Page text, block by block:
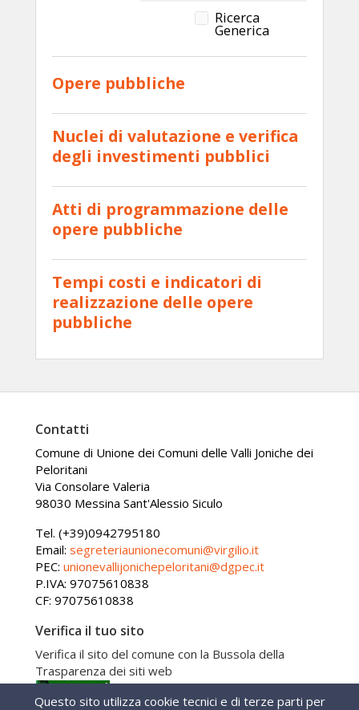
Ricerca
Generica
Opere pubbliche
Nuclei di valutazione e verifica
degli investimenti pubblici
Atti di programmazione delle
opere pubbliche
Tempi costi e indicatori di
realizzazione delle opere
pubbliche
Contatti
Comune di Unione dei Comuni delle Valli Joniche dei
Peloritani
Via Consolare Valeria
98030 Messina Sant'Alessio Siculo
Tel. (+39)0942795180
Email: segreteriaunionecomuni@virgilio.it
PEC: unionevallijonichepeloritani@dgpec.it
P.IVA: 97075610838
CF: 97075610838
Verifica il tuo sito
Verifica il sito del comune con la Bussola della
Trasparenza dei siti web
Questo sito utilizza cookie tecnici e di terze parti per